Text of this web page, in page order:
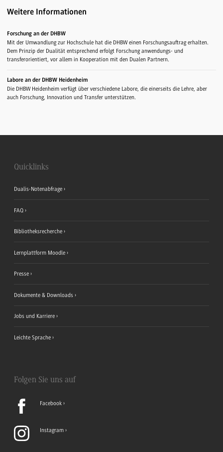
Weitere Informationen
Forschung an der DHBW
Mit der Umwandlung zur Hochschule hat die DHBW einen Forschungsauftrag erhalten.
Dem Prinzip der Dualität entsprechend erfolgt Forschung anwendungs- und
transferorientiert, vor allem in Kooperation mit den Dualen Partnern.
Labore an der DHBW Heidenheim
Die DHBW Heidenheim verfügt über verschiedene Labore, die einerseits die Lehre, aber
auch Forschung, Innovation und Transfer unterstützen.
Quicklinks
Dualis-Notenabfrage
FAQ
Bibliotheksrecherche
Lernplattform Moodle
Presse
Dokumente & Downloads
Jobs und Karriere
Leichte Sprache
Folgen Sie uns auf
Facebook
Instagram